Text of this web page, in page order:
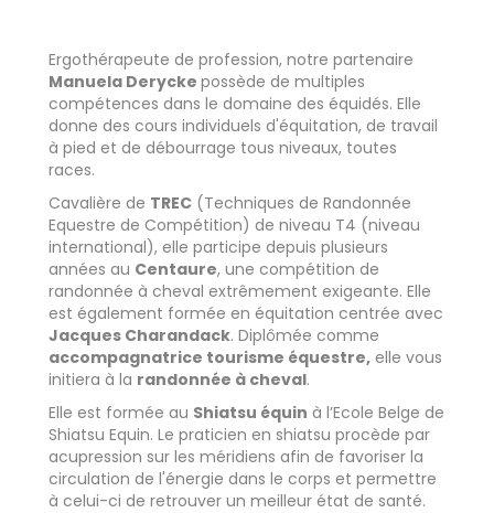
Ergothérapeute de profession, notre partenaire
Manuela Derycke possède de multiples
compétences dans le domaine des équidés. Elle
donne des cours individuels d'équitation, de travail
à pied et de débourrage tous niveaux, toutes
races.
Cavalière de TREC (Techniques de Randonnée
Equestre de Compétition) de niveau T4 (niveau
international), elle participe depuis plusieurs
années au Centaure, une compétition de
randonnée à cheval extrêmement exigeante. Elle
est également formée en équitation centrée avec
Jacques Charandack. Diplômée comme
accompagnatrice tourisme équestre, elle vous
initiera à la randonnée à cheval.
Elle est formée au Shiatsu équin à l’Ecole Belge de
Shiatsu Equin. Le praticien en shiatsu procède par
acupression sur les méridiens afin de favoriser la
circulation de l'énergie dans le corps et permettre
à celui-ci de retrouver un meilleur état de santé.